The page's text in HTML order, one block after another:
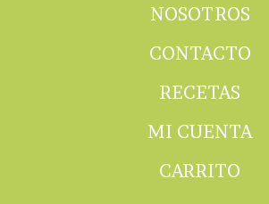
NOSOTROS
CONTACTO
RECETAS
MI CUENTA
CARRITO